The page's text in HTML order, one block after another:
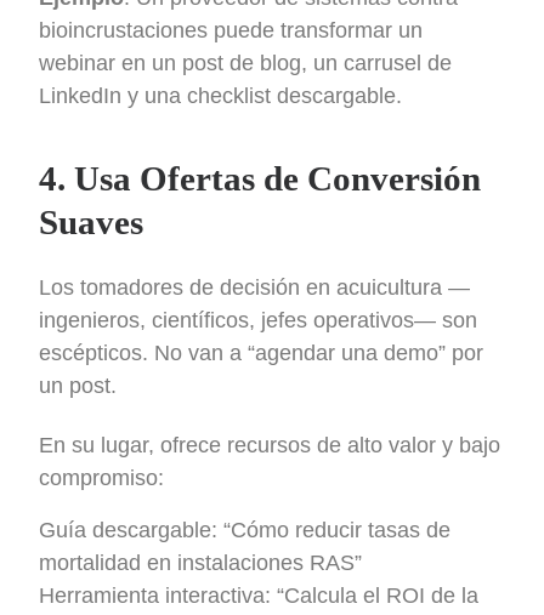
bioincrustaciones puede transformar un
webinar en un post de blog, un carrusel de
LinkedIn y una checklist descargable.
4. Usa Ofertas de Conversión
Suaves
Los tomadores de decisión en acuicultura —
ingenieros, científicos, jefes operativos— son
escépticos. No van a “agendar una demo” por
un post.
En su lugar, ofrece recursos de alto valor y bajo
compromiso:
Guía descargable: “Cómo reducir tasas de
mortalidad en instalaciones RAS”
Herramienta interactiva: “Calcula el ROI de la